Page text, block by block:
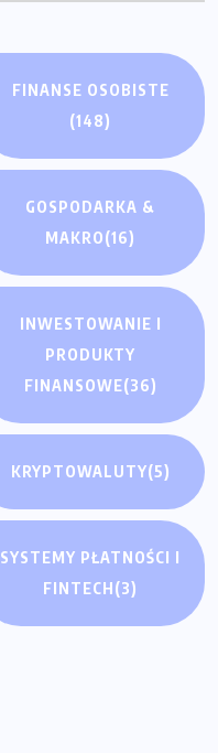
FINANSE OSOBISTE
(148)
GOSPODARKA &
MAKRO(16)
INWESTOWANIE I
PRODUKTY
FINANSOWE(36)
KRYPTOWALUTY(5)
SYSTEMY PŁATNOŚCI I
FINTECH(3)